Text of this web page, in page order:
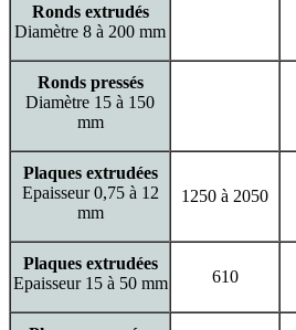
Ronds extrudés
Diamètre 8 à 200 mm
Ronds pressés
Diamètre 15 à 150
mm
Plaques extrudées
Epaisseur 0,75 à 12
mm
1250 à 2050
Plaques extrudées
Epaisseur 15 à 50 mm
610